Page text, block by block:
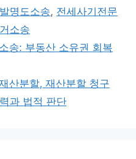
명도소송, 전세사기전문
소송
송: 부동산 소유권 회복
산분할, 재산분할 청구
과 법적 판단